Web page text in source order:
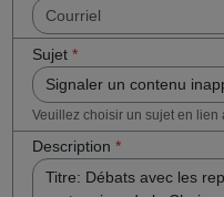
Sujet *
Veuillez choisir un sujet en lien
Description *